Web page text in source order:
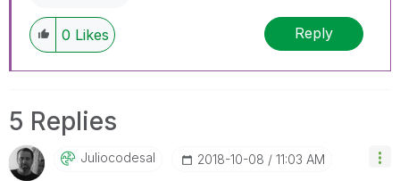
0 Likes Reply
5 Replies
Juliocodesal ‎2018-10-08 11:03 AM